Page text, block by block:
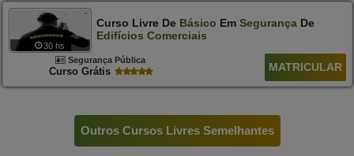
30 hs
Curso Livre De Básico Em SegurançaDe
Edifícios Comerciais
Segurança Pública
Curso Grátis MATRICULAR
Outros Cursos Livres Semelhantes